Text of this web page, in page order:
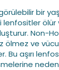
bir
lenfositler ölür
Non-
ve
aşırı